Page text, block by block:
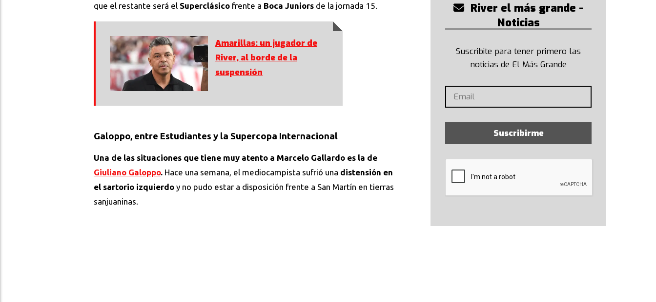
que el restante será el Superclásico frente a Boca Juniors de la jornada 15.
Amarillas: un jugador de
River, al borde de la
suspensión
Galoppo, entre Estudiantes y la Supercopa Internacional
Una de las situaciones que tiene muy atento a Marcelo Gallardo es la de
Giuliano Galoppo. Hace una semana, el mediocampista sufrió una distensión en
el sartorio izquierdo y no pudo estar a disposición frente a San Martín en tierras
sanjuaninas.
River el más grande -
Noticias
Suscribite para tener primero las
noticias de El Más Grande
Suscribirme